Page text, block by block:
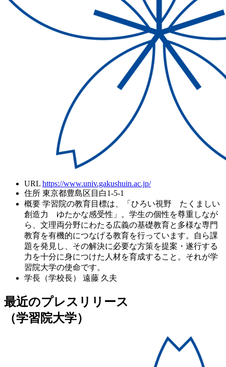
URL https://www.univ.gakushuin.ac.jp/
住所 東京都豊島区目白1-5-1
概要 学習院の教育目標は、「ひろい視野 たくましい
創造力 ゆたかな感受性」。学生の個性を尊重しなが
ら、文理両分野にわたる広義の基礎教育と多様な専門
教育を有機的につなげる教育を行っています。自ら課
題を発見し、その解決に必要な方策を提案・遂行する
力を十分に身につけた人材を育成すること。それが学
習院大学の使命です。
学長（学校長）
遠藤 久夫
最近のプレスリリース
（学習院大学）